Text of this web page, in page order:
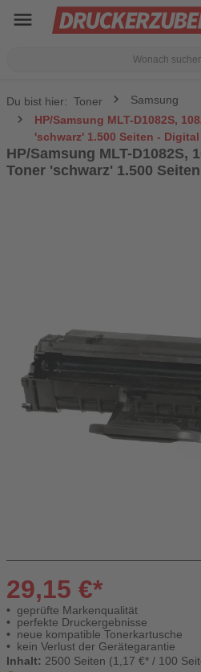
menu
Du bist hier: Toner
Samsung
HP/Samsung MLT-D1082S,
'schwarz' 1.500 Seiten -
HP/Samsung MLT-D1082S,
Toner 'schwarz' 1.500
29,15 €*
geprüfte Markenqualität
perfekte Druckergebnisse
neue kompatible Tonerkartusche
kein Verlust der Gerätegarantie
Inhalt: 2500 Seiten (1,17 €* / 100